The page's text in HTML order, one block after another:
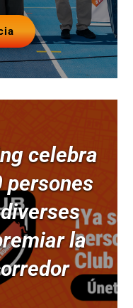
celebra
persones
la